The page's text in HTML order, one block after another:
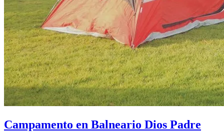
Campamento en Balneario Dios Padre